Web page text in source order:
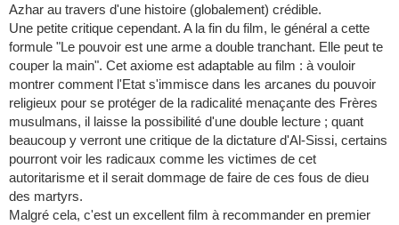
Azhar au travers d'une histoire (globalement) crédible.
Une petite critique cependant. A la fin du film, le général a cette
formule "Le pouvoir est une arme a double tranchant. Elle peut te
couper la main". Cet axiome est adaptable au film : à vouloir
montrer comment l'Etat s'immisce dans les arcanes du pouvoir
religieux pour se protéger de la radicalité menaçante des Frères
musulmans, il laisse la possibilité d'une double lecture ; quant
beaucoup y verront une critique de la dictature d'Al-Sissi, certains
pourront voir les radicaux comme les victimes de cet
autoritarisme et il serait dommage de faire de ces fous de dieu
des martyrs.
Malgré cela, c'est un excellent film à recommander en premier